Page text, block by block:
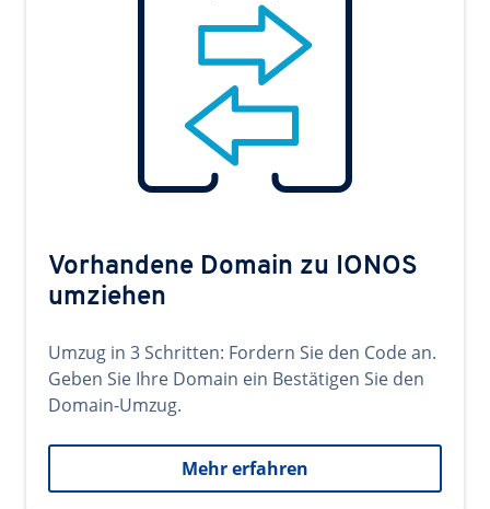
Vorhandene Domain zu IONOS
umziehen
Umzug in 3 Schritten: Fordern Sie den Code an.
Geben Sie Ihre Domain ein Bestätigen Sie den
Domain-Umzug.
Mehr erfahren